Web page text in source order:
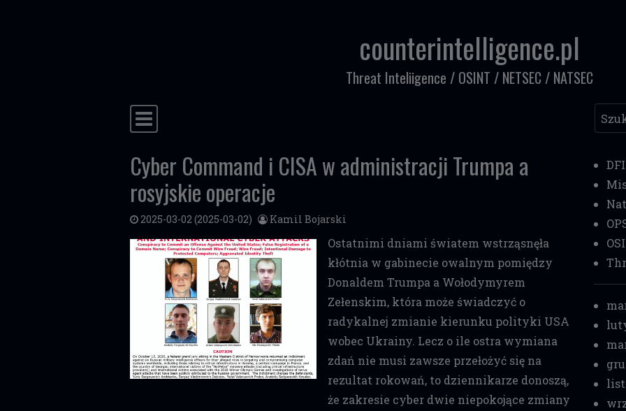
counterintelligence.pl
Threat Inteliigence / OSINT / NETSEC / NATSEC
Główna nawigacja Szukaj
Cyber Command i CISA w administracji Trumpa a
rosyjskie operacje
2025-03-02 (2025-03-02) Kamil Bojarski
Ostatnimi dniami światem wstrząsnęła
kłótnia w gabinecie owalnym pomiędzy
Donaldem Trumpa a Wołodymyrem
Zełenskim, która może świadczyć o
radykalnej zmianie kierunku polityki USA
wobec Ukrainy. Lecz o ile ostra wymiana
zdań nie musi zawsze przełożyć się na
rezultat rokowań, to dziennikarze donoszą,
że zakresie cyber dwie niepokojące zmiany